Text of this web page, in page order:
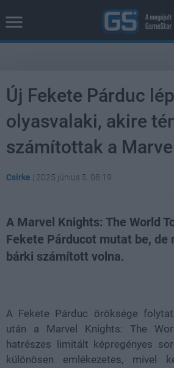
Új Fekete Párduc
olyasvalaki, akire
számítottak a
Csirke | 2025 június 5. 08:19
A Marvel Knights: The World
Fekete Párducot mutat be, de
bárki számított volna.
A Fekete Párduc öröksége
után a Marvel Knights: The
hatrészes limitált képregényes
különösen emlékezetes, mivel